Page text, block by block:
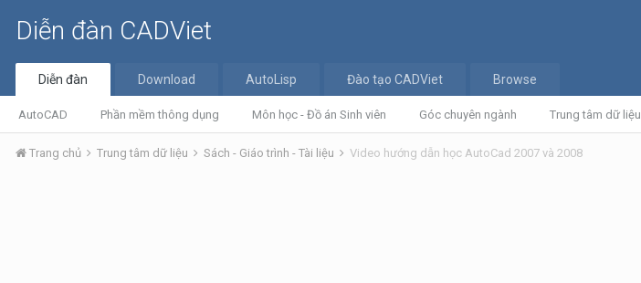
Diễn đàn CADViet
Diễn đàn
AutoCAD Phần mềm thông dụng Môn học - Đồ án Sinh viên Góc chuyên ngành Trung tâm dữ liệu
Download AutoLisp Đào tạo CADViet Browse
Trang chủ Trung tâm dữ liệu Sách - Giáo trình - Tài liệu Video hướng dẫn học AutoCad 2007 và 2008